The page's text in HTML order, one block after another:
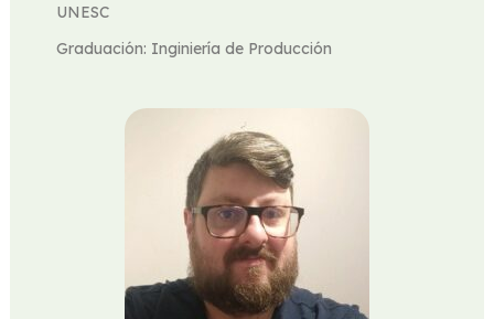
UNESC
Graduación: Inginiería de Producción